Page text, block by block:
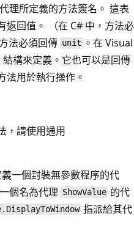
理所定義的方法簽名。 這表
返回值。 （在 C# 中，方法必
法必須回傳 unit 。在 Visual
結構來定義。它也可以是回傳
法用於執行操作。
，請使用通用
一個封裝無參數程序的代
個名為代理 ShowValue 的代
指派給其代